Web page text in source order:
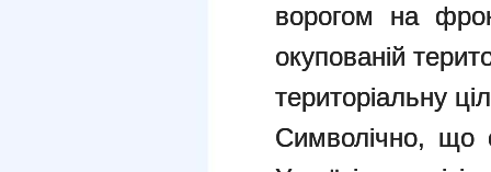
ворогом на
окупованій
територіальну
Символічно, що